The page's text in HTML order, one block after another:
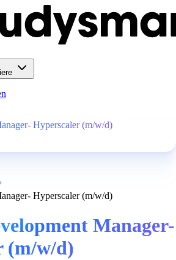
Hyperscaler (m/w/d)
Hyperscaler (m/w/d)
Manager-
(m/w/d)